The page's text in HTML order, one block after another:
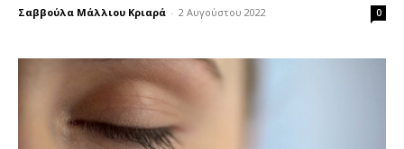
Σαββούλα Μάλλιου Κριαρά - 2 Αυγούστου 2022 0